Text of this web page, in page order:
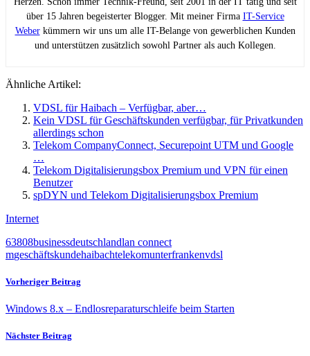
über 15 Jahren begeisterter Blogger. Mit meiner Firma IT-Service
Weberkümmern wir uns um alle IT-Belange von gewerblichen Kunden
und unterstützen zusätzlich sowohl Partner als auch Kollegen.
Ähnliche Artikel:
VDSL für Haibach – Verfügbar, aber…
Kein VDSL für Geschäftskunden verfügbar, für Privatkunden
allerdings schon
Telekom CompanyConnect, Securepoint UTM und Google
…
Telekom Digitalisierungsbox Premium und VPN für einen
Benutzer
spDYN und Telekom Digitalisierungsbox Premium
Internet
63808businessdeutschlandlan connect
mgeschäftskundehaibachtelekomunterfrankenvdsl
Vorheriger Beitrag
Windows 8.x – Endlosreparaturschleife beim Starten
Nächster Beitrag